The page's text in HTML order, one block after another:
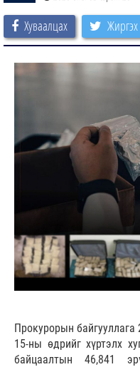
Хуваалцах Жиргэх
Прокурорын
15-ны өдрийг хүртэлх
байцаалтын 46,841